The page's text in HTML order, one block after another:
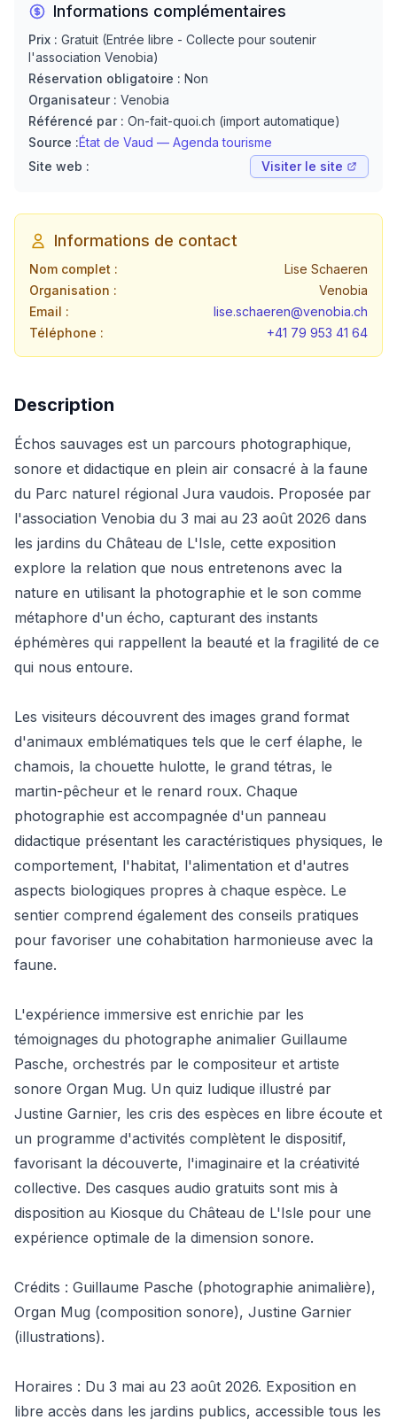
Informations complémentaires
Prix : Gratuit (Entrée libre - Collecte pour soutenir
l'association Venobia)
Réservation obligatoire : Non
Organisateur : Venobia
Référencé par : On-fait-quoi.ch (import automatique)
Source :État de Vaud — Agenda tourisme
Site web :
Visiter le site
Informations de contact
Nom complet :
Lise Schaeren
Organisation :
Venobia
Email :
lise.schaeren@venobia.ch
Téléphone :
+41 79 953 41 64
Description
Échos sauvages est un parcours photographique,
sonore et didactique en plein air consacré à la faune
du Parc naturel régional Jura vaudois. Proposée par
l'association Venobia du 3 mai au 23 août 2026 dans
les jardins du Château de L'Isle, cette exposition
explore la relation que nous entretenons avec la
nature en utilisant la photographie et le son comme
métaphore d'un écho, capturant des instants
éphémères qui rappellent la beauté et la fragilité de ce
qui nous entoure.
Les visiteurs découvrent des images grand format
d'animaux emblématiques tels que le cerf élaphe, le
chamois, la chouette hulotte, le grand tétras, le
martin-pêcheur et le renard roux. Chaque
photographie est accompagnée d'un panneau
didactique présentant les caractéristiques physiques, le
comportement, l'habitat, l'alimentation et d'autres
aspects biologiques propres à chaque espèce. Le
sentier comprend également des conseils pratiques
pour favoriser une cohabitation harmonieuse avec la
faune.
L'expérience immersive est enrichie par les
témoignages du photographe animalier Guillaume
Pasche, orchestrés par le compositeur et artiste
sonore Organ Mug. Un quiz ludique illustré par
Justine Garnier, les cris des espèces en libre écoute et
un programme d'activités complètent le dispositif,
favorisant la découverte, l'imaginaire et la créativité
collective. Des casques audio gratuits sont mis à
disposition au Kiosque du Château de L'Isle pour une
expérience optimale de la dimension sonore.
Crédits : Guillaume Pasche (photographie animalière),
Organ Mug (composition sonore), Justine Garnier
(illustrations).
Horaires : Du 3 mai au 23 août 2026. Exposition en
libre accès dans les jardins publics, accessible tous les